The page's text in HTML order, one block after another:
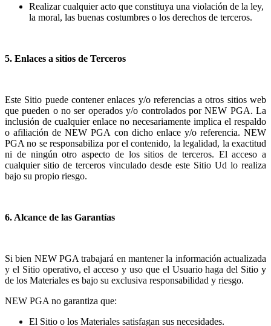
Realizar cualquier acto que constituya una violación de la ley,
la moral, las buenas costumbres o los derechos de terceros.
5. Enlaces a sitios de Terceros
Este Sitio puede contener enlaces y/o referencias a otros sitios web
que pueden o no ser operados y/o controlados por NEW PGA. La
inclusión de cualquier enlace no necesariamente implica el respaldo
o afiliación de NEW PGA con dicho enlace y/o referencia. NEW
PGA no se responsabiliza por el contenido, la legalidad, la exactitud
ni de ningún otro aspecto de los sitios de terceros. El acceso a
cualquier sitio de terceros vinculado desde este Sitio Ud lo realiza
bajo su propio riesgo.
6. Alcance de las Garantías
Si bien NEW PGA trabajará en mantener la información actualizada
y el Sitio operativo, el acceso y uso que el Usuario haga del Sitio y
de los Materiales es bajo su exclusiva responsabilidad y riesgo.
NEW PGA no garantiza que:
El Sitio o los Materiales satisfagan sus necesidades.